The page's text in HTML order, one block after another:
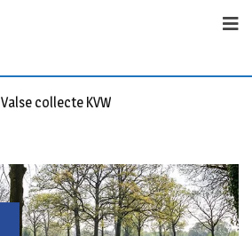
Valse collecte KVW